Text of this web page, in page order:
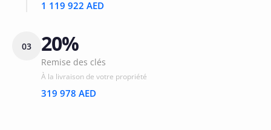
1 119 922 AED
03 20%
Remise des clés
À la livraison de votre propriété
319 978 AED